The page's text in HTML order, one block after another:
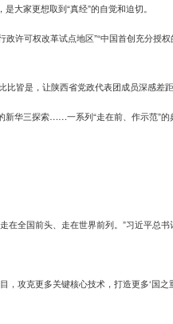
大家更想取到“真经”的自觉和迫切。
政许可权改革试点地区”“中国首创充分
比皆是，让陕西省党政代表团成员深感差
新华三探索……一系列“走在前、作示范”
全国前头、走在世界前列。”习近平总书
攻克更多关键核心技术，打造更多‘国之